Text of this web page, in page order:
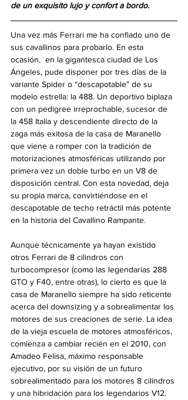
de un exquisito lujo y confort a bordo.
Una vez más Ferrari me ha confiado uno de
sus cavallinos para probarlo. En esta
ocasión,  en la gigantesca ciudad de Los
Ángeles, pude disponer por tres días de la
variante Spider o “descapotable” de su
modelo estrella: la 488. Un deportivo biplaza
con un pedigree irreprochable, sucesor de
la 458 Italia y descendiente directo de la
zaga más exitosa de la casa de Maranello
que viene a romper con la tradición de
motorizaciones atmosféricas utilizando por
primera vez un doble turbo en un V8 de
disposición central. Con esta novedad, deja
su propia marca, convirtiéndose en el
descapotable de techo retráctil más potente
en la historia del Cavallino Rampante.
Aunque técnicamente ya hayan existido
otros Ferrari de 8 cilindros con
turbocompresor (como las legendarias 288
GTO y F40, entre otras), lo cierto es que la
casa de Maranello siempre ha sido reticente
acerca del downsizing y a sobrealimentar los
motores de sus creaciones de serie. La idea
de la vieja escuela de motores atmosféricos,
comienza a cambiar recién en el 2010, con
Amadeo Felisa, máximo responsable
ejecutivo, por su visión de un futuro
sobrealimentado para los motores 8 cilindros
y una hibridación para los legendarios V12.